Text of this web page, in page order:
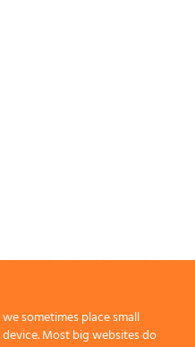
sometimes place small
Most big websites do